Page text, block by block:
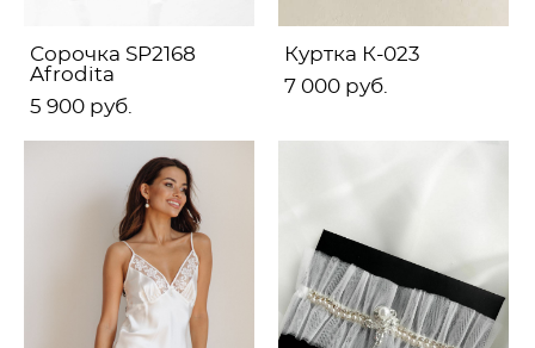
Сорочка SP2168
Afrodita
5 900 pуб.
Куртка К-023
7 000 pуб.